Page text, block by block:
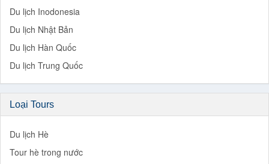
Du lịch Inodonesia
Du lịch Nhật Bản
Du lịch Hàn Quốc
Du lịch Trung Quốc
Loại Tours
Du lịch Hè
Tour hè trong nước